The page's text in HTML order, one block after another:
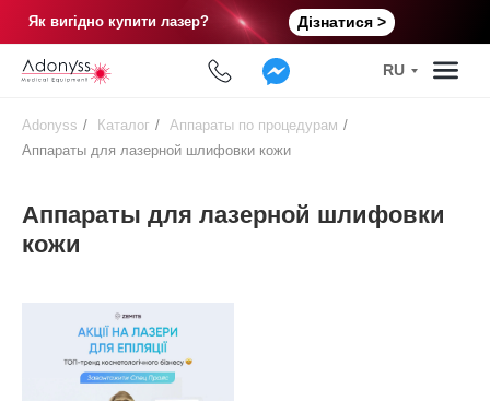
Як вигідно купити лазер? Дізнатися >
RU
Adonyss / Каталог / Аппараты по процедурам /
Аппараты для лазерной шлифовки кожи
Аппараты для лазерной шлифовки
кожи